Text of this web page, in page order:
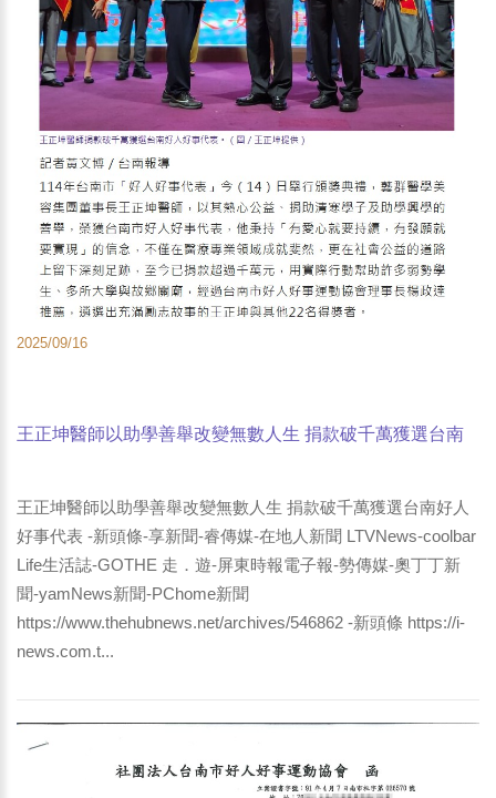
2025/09/16
王正坤醫師以助學善舉改變無數人生 捐款破千萬獲選台南
王正坤醫師以助學善舉改變無數人生 捐款破千萬獲選台南好人
好事代表 -新頭條-享新聞-睿傳媒-在地人新聞 LTVNews-coolbar
Life生活誌-GOTHE 走．遊-屏東時報電子報-勢傳媒-奧丁丁新
聞-yamNews新聞-PChome新聞
https://www.thehubnews.net/archives/546862 -新頭條 https://i-
news.com.t...